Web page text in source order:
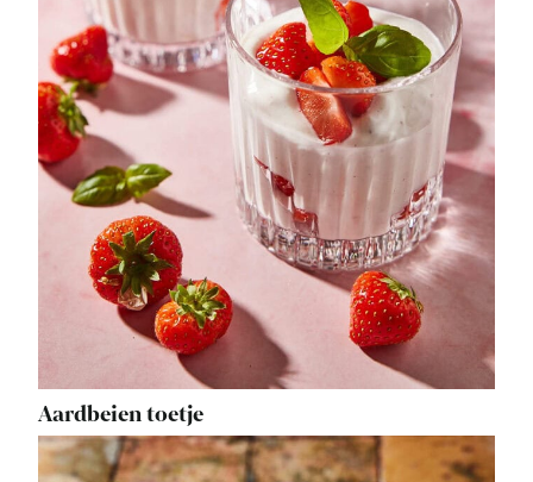
Aardbeien toetje